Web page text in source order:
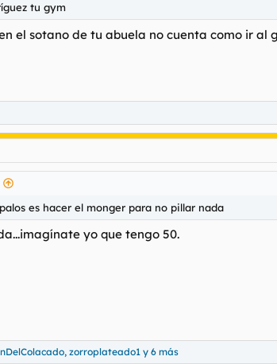
tu gym
el sotano de tu abuela no cuenta como ir al
es hacer el monger para no pillar nada
yo que tengo 50.
, zorroplateado1 y 6 más